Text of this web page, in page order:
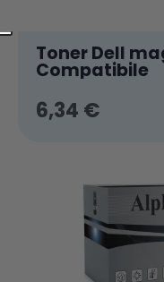
Toner Dell
Compatibile
6,34 €